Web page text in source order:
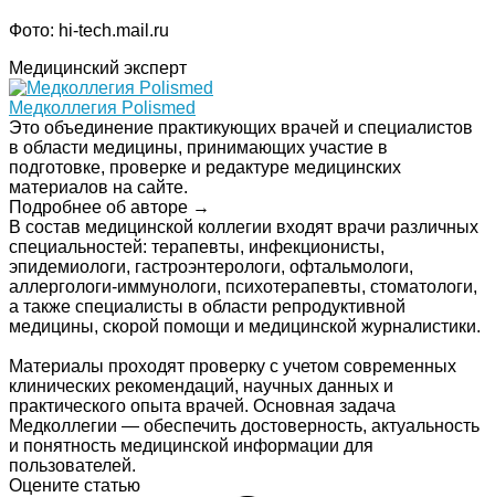
Фото: hi-tech.mail.ru
Медицинский эксперт
Медколлегия Polismed
Это объединение практикующих врачей и специалистов
в области медицины, принимающих участие в
подготовке, проверке и редактуре медицинских
материалов на сайте.
Подробнее об авторе →
В состав медицинской коллегии входят врачи различных
специальностей: терапевты, инфекционисты,
эпидемиологи, гастроэнтерологи, офтальмологи,
аллергологи-иммунологи, психотерапевты, стоматологи,
а также специалисты в области репродуктивной
медицины, скорой помощи и медицинской журналистики.
Материалы проходят проверку с учетом современных
клинических рекомендаций, научных данных и
практического опыта врачей. Основная задача
Медколлегии — обеспечить достоверность, актуальность
и понятность медицинской информации для
пользователей.
Оцените статью